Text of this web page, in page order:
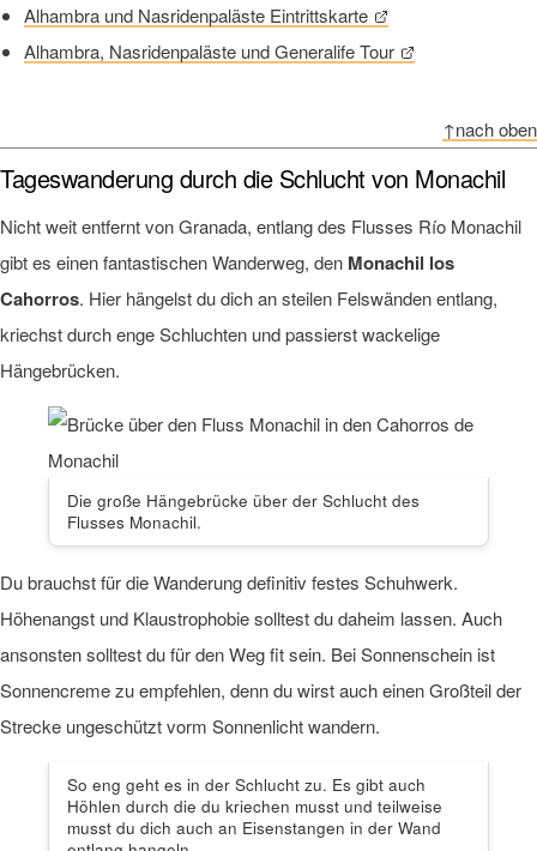
Alhambra und Nasridenpaläste Eintrittskarte
Alhambra, Nasridenpaläste und Generalife Tour
↑nach oben
Tageswanderung durch die Schlucht von Monachil
Nicht weit entfernt von Granada, entlang des Flusses Río Monachil
gibt es einen fantastischen Wanderweg, den Monachil los
Cahorros. Hier hängelst du dich an steilen Felswänden entlang,
kriechst durch enge Schluchten und passierst wackelige
Hängebrücken.
Die große Hängebrücke über der Schlucht des
Flusses Monachil.
Du brauchst für die Wanderung definitiv festes Schuhwerk.
Höhenangst und Klaustrophobie solltest du daheim lassen. Auch
ansonsten solltest du für den Weg fit sein. Bei Sonnenschein ist
Sonnencreme zu empfehlen, denn du wirst auch einen Großteil der
Strecke ungeschützt vorm Sonnenlicht wandern.
So eng geht es in der Schlucht zu. Es gibt auch
Höhlen durch die du kriechen musst und teilweise
musst du dich auch an Eisenstangen in der Wand